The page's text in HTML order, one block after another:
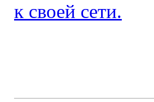
к своей сети.